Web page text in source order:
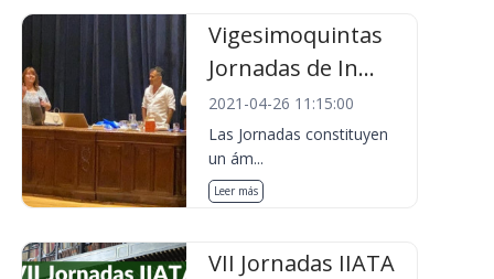
Vigesimoquintas
Jornadas de In...
2021-04-26 11:15:00
Las Jornadas constituyen
un ám...
Leer más
VII Jornadas IIATA